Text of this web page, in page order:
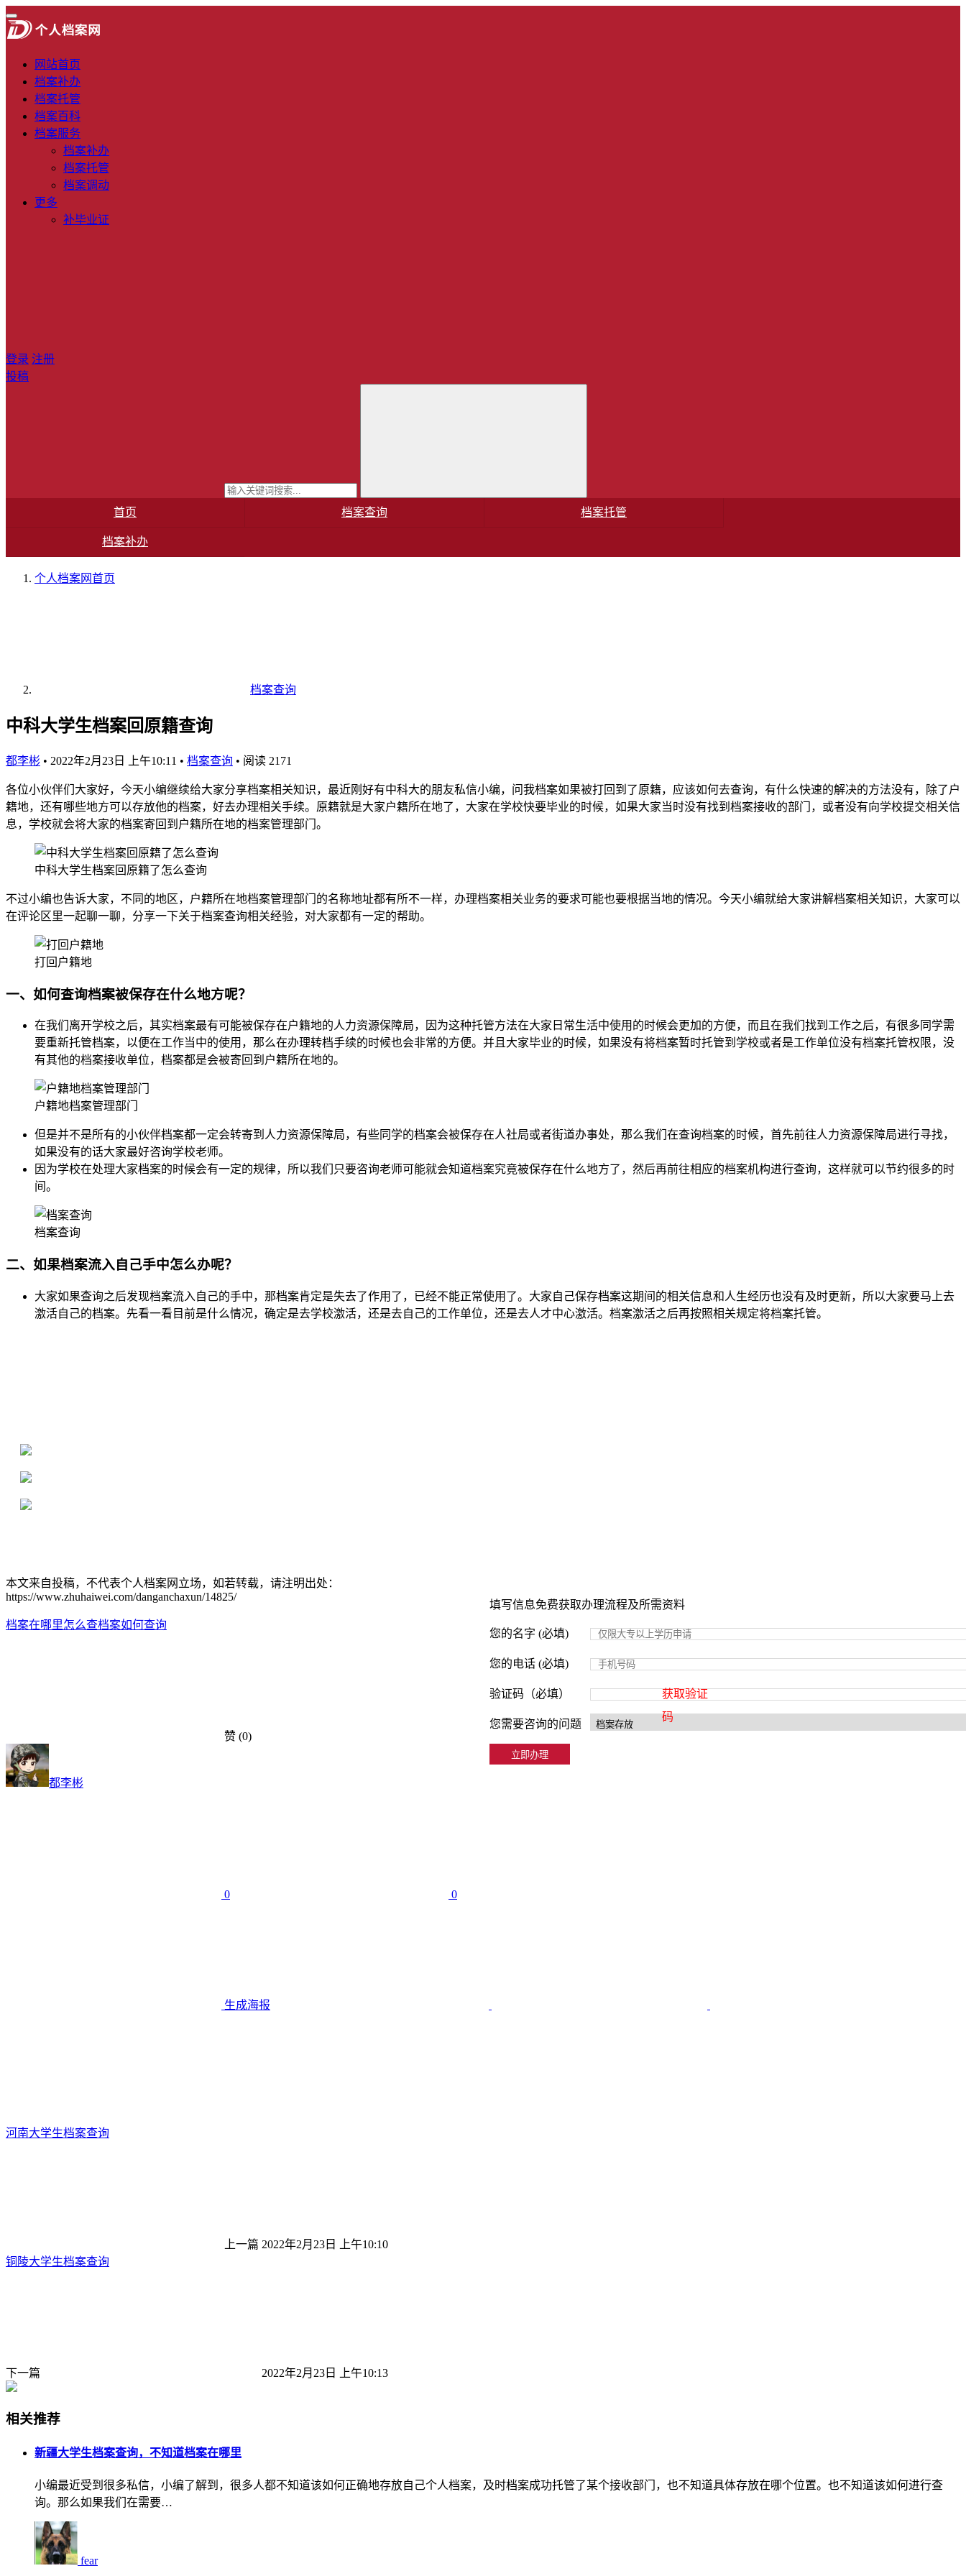
网站首页
档案补办
档案托管
档案百科
档案服务
档案补办
档案托管
档案调动
更多
补毕业证
登录 注册
投稿
首页 档案查询 档案托管
档案补办
个人档案网首页
档案查询
中科大学生档案回原籍查询
都李彬 • 2022年2月23日 上午10:11 • 档案查询 • 阅读 2171
各位小伙伴们大家好，今天小编继续给大家分享档案相关知识，最近刚好有中科大的朋友私信小编，问我档案如果被打回到了原籍，应该如何去查询，有什么快速的解决的方法没有，除了户
籍地，还有哪些地方可以存放他的档案，好去办理相关手续。原籍就是大家户籍所在地了，大家在学校快要毕业的时候，如果大家当时没有找到档案接收的部门，或者没有向学校提交相关信
息，学校就会将大家的档案寄回到户籍所在地的档案管理部门。
中科大学生档案回原籍了怎么查询
不过小编也告诉大家，不同的地区，户籍所在地档案管理部门的名称地址都有所不一样，办理档案相关业务的要求可能也要根据当地的情况。今天小编就给大家讲解档案相关知识，大家可以
在评论区里一起聊一聊，分享一下关于档案查询相关经验，对大家都有一定的帮助。
打回户籍地
一、如何查询档案被保存在什么地方呢？
在我们离开学校之后，其实档案最有可能被保存在户籍地的人力资源保障局，因为这种托管方法在大家日常生活中使用的时候会更加的方便，而且在我们找到工作之后，有很多同学需
要重新托管档案，以便在工作当中的使用，那么在办理转档手续的时候也会非常的方便。并且大家毕业的时候，如果没有将档案暂时托管到学校或者是工作单位没有档案托管权限，没
有其他的档案接收单位，档案都是会被寄回到户籍所在地的。
户籍地档案管理部门
但是并不是所有的小伙伴档案都一定会转寄到人力资源保障局，有些同学的档案会被保存在人社局或者街道办事处，那么我们在查询档案的时候，首先前往人力资源保障局进行寻找，
如果没有的话大家最好咨询学校老师。
因为学校在处理大家档案的时候会有一定的规律，所以我们只要咨询老师可能就会知道档案究竟被保存在什么地方了，然后再前往相应的档案机构进行查询，这样就可以节约很多的时
间。
档案查询
二、如果档案流入自己手中怎么办呢？
大家如果查询之后发现档案流入自己的手中，那档案肯定是失去了作用了，已经不能正常使用了。大家自己保存档案这期间的相关信息和人生经历也没有及时更新，所以大家要马上去
激活自己的档案。先看一看目前是什么情况，确定是去学校激活，还是去自己的工作单位，还是去人才中心激活。档案激活之后再按照相关规定将档案托管。
填写信息免费获取办理流程及所需资料
您的名字 (必填)
您的电话 (必填)
验证码（必填）
获取验证
码
您需要咨询的问题
本文来自投稿，不代表个人档案网立场，如若转载，请注明出处：
https://www.zhuhaiwei.com/danganchaxun/14825/
档案在哪里怎么查档案如何查询
赞 (0)
都李彬
0 0
生成海报
河南大学生档案查询
上一篇 2022年2月23日 上午10:10
铜陵大学生档案查询
下一篇 2022年2月23日 上午10:13
相关推荐
新疆大学生档案查询，不知道档案在哪里
小编最近受到很多私信，小编了解到，很多人都不知道该如何正确地存放自己个人档案，及时档案成功托管了某个接收部门，也不知道具体存放在哪个位置。也不知道该如何进行查
询。那么如果我们在需要…
fear